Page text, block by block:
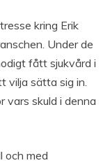
kring Erik
Under de
fått sjukvård i
vilja sätta sig in.
vars skuld i denna
och med